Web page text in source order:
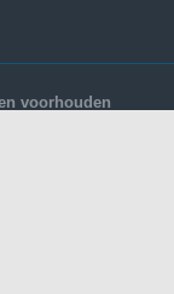
voorhouden